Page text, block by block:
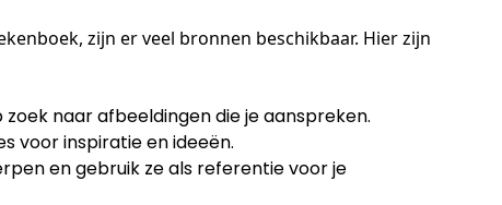
zijn er veel bronnen beschikbaar. Hier zijn
naar afbeeldingen die je aanspreken.
voor inspiratie en ideeën.
en gebruik ze als referentie voor je